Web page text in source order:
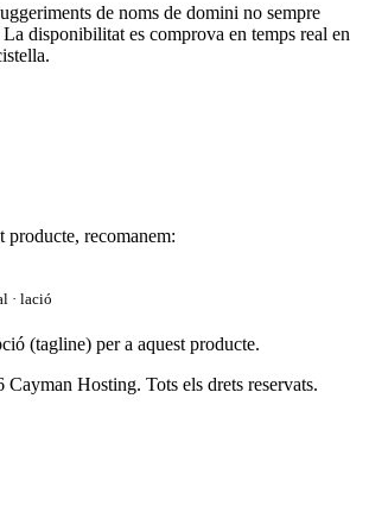
de noms de domini no sempre
disponibilitat es comprova en temps real en
producte, recomanem:
· lació
(tagline) per a aquest producte.
Hosting. Tots els drets reservats.